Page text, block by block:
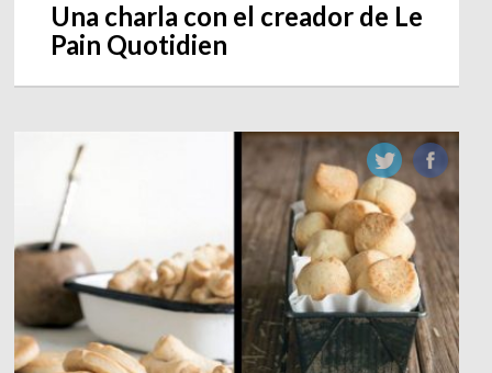
Una charla con el creador de Le
Pain Quotidien